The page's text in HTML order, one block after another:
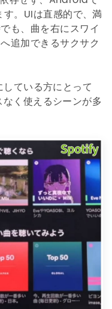
。UIは直感的で、満
も、曲を右にスワイ
追加できるサクサク
ている方にとって
く使えるシーンが多